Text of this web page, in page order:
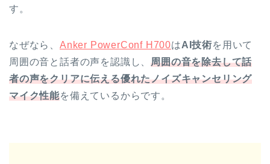
す。
なぜなら、 Anker PowerConf H700はAI技術を用いて
周囲の音と話者の声を認識し、周囲の音を除去して話
者の声をクリアに伝える優れたノイズキャンセリング
マイク性能を備えているからです。